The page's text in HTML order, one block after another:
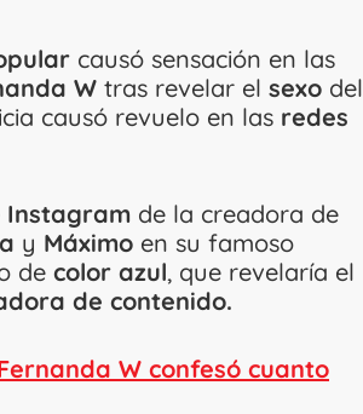
causó sensación en las
W tras revelar el sexo del
causó revuelo en las redes
Instagram de la creadora de
y Máximo en su famoso
de color azul, que revelaría el
de contenido.
W confesó cuanto